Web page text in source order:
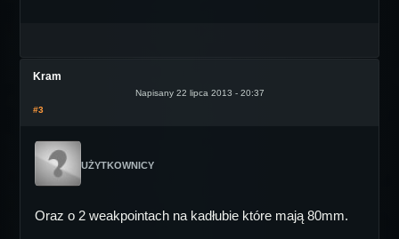
Kram
Napisany 22 lipca 2013 - 20:37
#3
UŻYTKOWNICY
Oraz o 2 weakpointach na kadłubie które mają 80mm.